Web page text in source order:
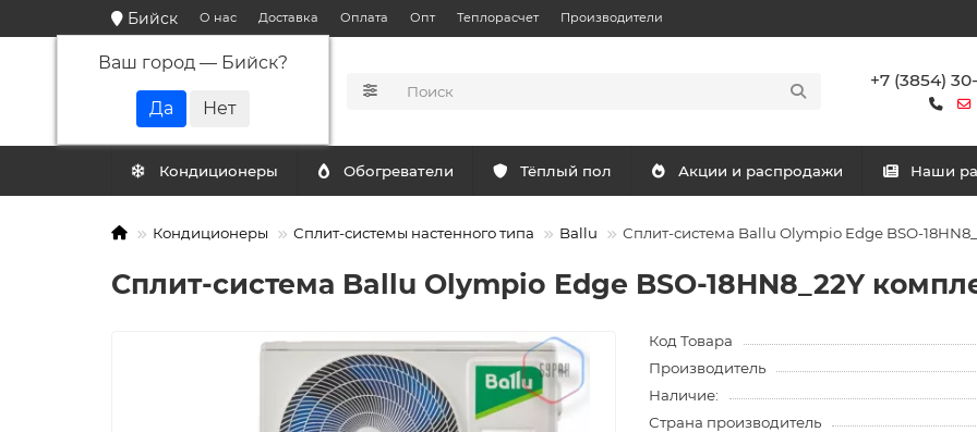
Бийск
Ваш город — Бийск?
О нас Доставка Оплата Опт Теплорасчет Производители
+7 (3854)
Кондиционеры Обогреватели Тёплый пол Акции и распродажи Наши
Кондиционеры Сплит-системы настенного типа Ballu Сплит-система Ballu Olympio Edge BSO-
Сплит-система Ballu Olympio Edge BSO-18HN8_22Y
Код Товара
Производитель
Наличие:
Страна производитель